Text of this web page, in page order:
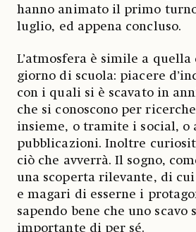
hanno animato il primo
luglio, ed appena concluso.
L’atmosfera è simile a
giorno di scuola: piacere
con i quali si è scavato in
che si conoscono per
insieme, o tramite i social, o
pubblicazioni. Inoltre
ciò che avverrà. Il sogno,
una scoperta rilevante, di
e magari di esserne i
sapendo bene che uno
importante di per sé.